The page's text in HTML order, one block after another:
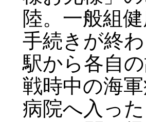
陸。一般組
手続きが終
駅から各自
戦時中の海
病院へ入っ